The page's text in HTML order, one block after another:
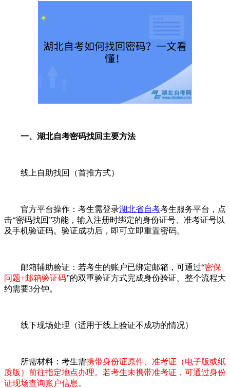
一、湖北自考密码找回主要方法
线上自助找回（首推方式）
官方平台操作：考生需登录湖北省自考考生服务平台，点
击“密码找回”功能，输入注册时绑定的身份证号、准考证号以
及手机验证码。验证成功后，即可立即重置密码。
邮箱辅助验证：若考生的账户已绑定邮箱，可通过“密保
问题+邮箱验证码”的双重验证方式完成身份验证。整个流程大
约需要3分钟。
线下现场处理（适用于线上验证不成功的情况）
所需材料：考生需携带身份证原件、准考证（电子版或纸
质版）前往指定地点办理。若考生未携带准考证，可通过身份
证现场查询账户信息。